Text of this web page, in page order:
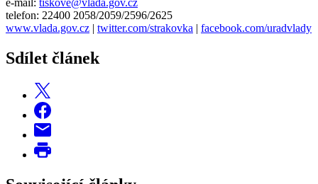
e-mail: tiskove@vlada.gov.cz
telefon: 22400 2058/2059/2596/2625
www.vlada.gov.cz | twitter.com/strakovka | facebook.com/uradvlady
Sdílet článek